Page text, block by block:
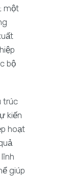
một
bộ
trúc
kiến
hoạt
giúp